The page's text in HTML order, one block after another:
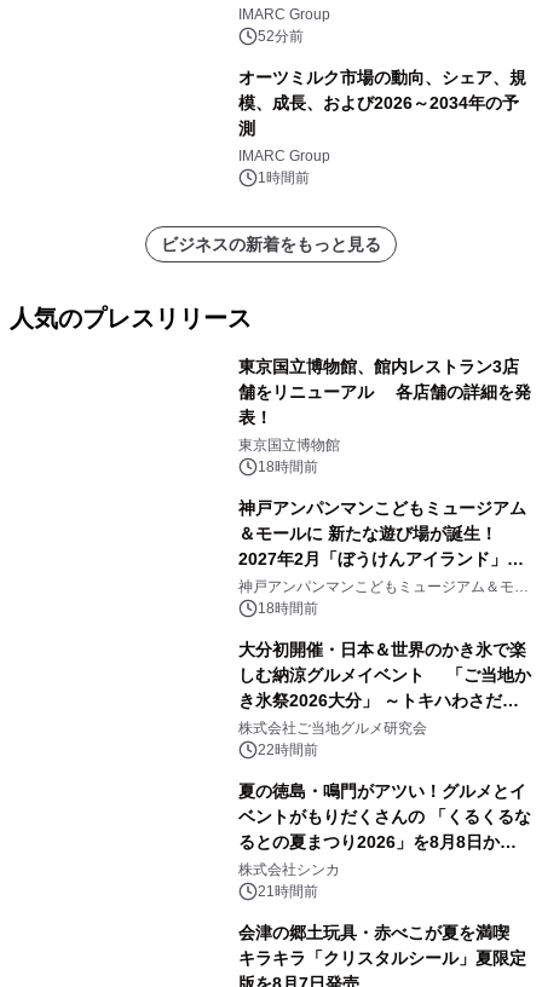
ルに達する見通し
IMARC Group
52分前
オーツミルク市場の動向、シェア、規
模、成長、および2026～2034年の予
測
IMARC Group
1時間前
ビジネスの新着をもっと見る
人気のプレスリリース
東京国立博物館、館内レストラン3店
舗をリニューアル 各店舗の詳細を発
表！
東京国立博物館
18時間前
神戸アンパンマンこどもミュージアム
＆モールに 新たな遊び場が誕生！
2027年2月「ぼうけんアイランド」が
オープン
神戸アンパンマンこどもミュージアム＆モー
ル 18時間前
大分初開催・日本＆世界のかき氷で楽
しむ納涼グルメイベント 「ご当地か
き氷祭2026大分」 ～トキハわさだタ
ウンで8月21日～31日まで11日間限定
開催～
株式会社ご当地グルメ研究会
22時間前
夏の徳島・鳴門がアツい！グルメとイ
ベントがもりだくさんの 「くるくるな
るとの夏まつり2026」を8月8日から9
日間開催 ～夏限定メニューや大抽選
会、大学芋スティックの振る舞いも～
株式会社シンカ
21時間前
会津の郷土玩具・赤べこが夏を満喫
キラキラ「クリスタルシール」夏限定